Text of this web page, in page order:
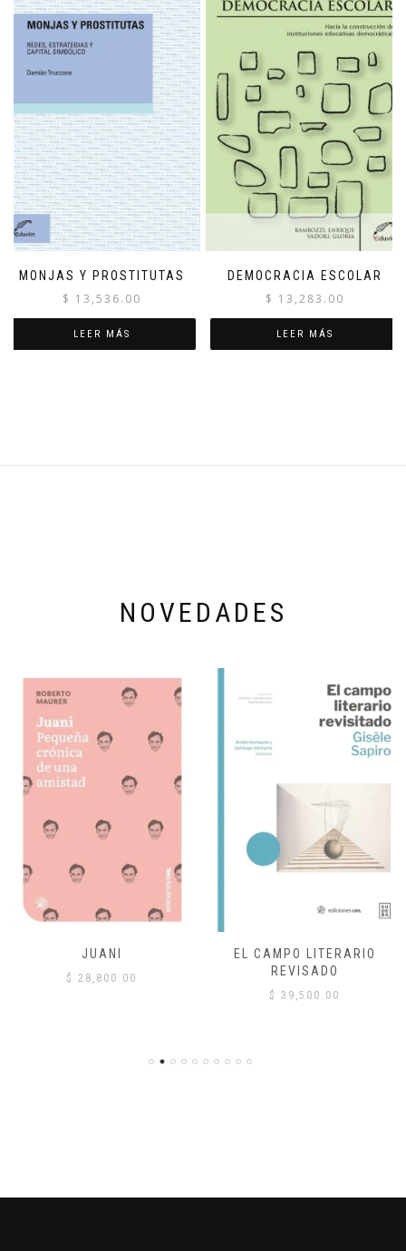
MONJAS Y PROSTITUTAS
$ 13,536.00
LEER MÁS
DEMOCRACIA ESCOLAR
$ 13,283.00
LEER MÁS
NOVEDADES
JUANI
$ 28,800.00
EL CAMPO LITERARIO
REVISADO
$ 39,500.00